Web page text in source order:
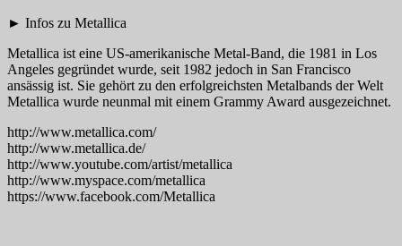
► Infos zu Metallica
Metallica ist eine US-amerikanische Metal-Band, die 1981 in Los
Angeles gegründet wurde, seit 1982 jedoch in San Francisco
ansässig ist. Sie gehört zu den erfolgreichsten Metalbands der Welt
Metallica wurde neunmal mit einem Grammy Award ausgezeichnet.
http://www.metallica.com/
http://www.metallica.de/
http://www.youtube.com/artist/metallica
http://www.myspace.com/metallica
https://www.facebook.com/Metallica